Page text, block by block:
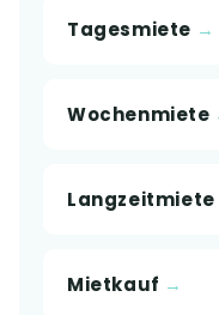
Tagesmiete
Wochenmiete
Langzeitmiete
Mietkauf